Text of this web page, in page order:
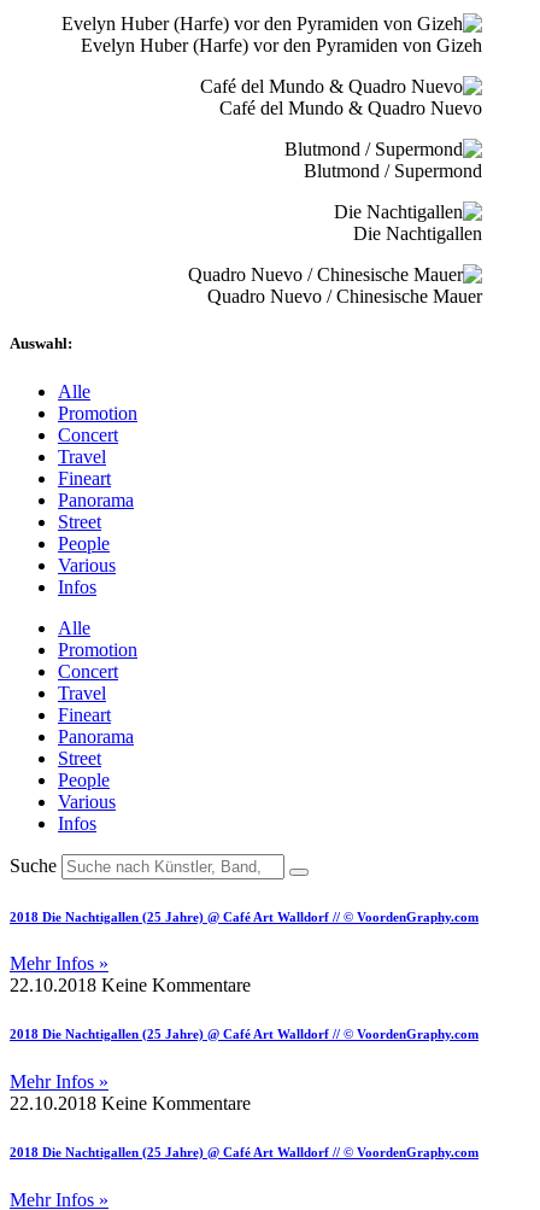
Evelyn Huber (Harfe) vor den Pyramiden von Gizeh
Café del Mundo & Quadro Nuevo
Blutmond / Supermond
Die Nachtigallen
Quadro Nuevo / Chinesische Mauer
Auswahl:
Alle
Promotion
Concert
Travel
Fineart
Panorama
Street
People
Various
Infos
Alle
Promotion
Concert
Travel
Fineart
Panorama
Street
People
Various
Infos
Suche
2018 Die Nachtigallen (25 Jahre) @ Café Art Walldorf // © VoordenGraphy.com
Mehr Infos »
22.10.2018 Keine Kommentare
2018 Die Nachtigallen (25 Jahre) @ Café Art Walldorf // © VoordenGraphy.com
Mehr Infos »
22.10.2018 Keine Kommentare
2018 Die Nachtigallen (25 Jahre) @ Café Art Walldorf // © VoordenGraphy.com
Mehr Infos »